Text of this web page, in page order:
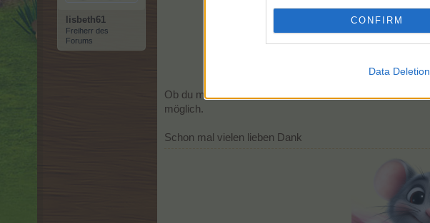
CONFIRM
Data Deletion
lisbeth61
Freiherr des
Forums
Ob du mir vielleicht dieses
möglich.
Schon mal vielen lieben Dank